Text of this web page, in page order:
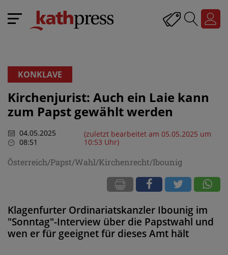
KONKLAVE
Kirchenjurist: Auch ein Laie kann
zum Papst gewählt werden
04.05.2025
08:51
(zuletzt bearbeitet am 05.05.2025 um
10:53 Uhr)
Österreich/Papst/Wahl/Kirchenrecht/Ibounig
Klagenfurter Ordinariatskanzler Ibounig im
"Sonntag"-Interview über die Papstwahl und
wen er für geeignet für dieses Amt hält